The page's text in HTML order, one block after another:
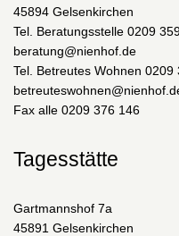
45894 Gelsenkirchen
Tel. Beratungsstelle 0209
beratung@nienhof.de
Tel. Betreutes Wohnen 0209
Fax alle 0209 376 146
Tagesstätte
Gartmannshof 7a
45891 Gelsenkirchen